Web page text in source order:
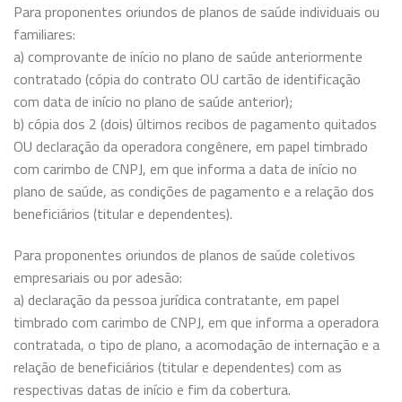
Para proponentes oriundos de planos de saúde individuais ou
familiares:
a) comprovante de início no plano de saúde anteriormente
contratado (cópia do contrato OU cartão de identificação
com data de início no plano de saúde anterior);
b) cópia dos 2 (dois) últimos recibos de pagamento quitados
OU declaração da operadora congênere, em papel timbrado
com carimbo de CNPJ, em que informa a data de início no
plano de saúde, as condições de pagamento e a relação dos
beneficiários (titular e dependentes).
Para proponentes oriundos de planos de saúde coletivos
empresariais ou por adesão:
a) declaração da pessoa jurídica contratante, em papel
timbrado com carimbo de CNPJ, em que informa a operadora
contratada, o tipo de plano, a acomodação de internação e a
relação de beneficiários (titular e dependentes) com as
respectivas datas de início e fim da cobertura.